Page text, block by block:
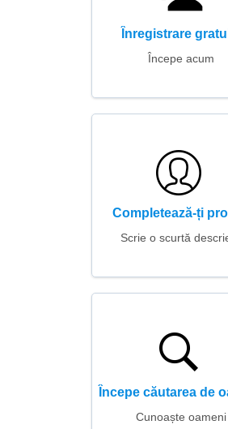
Înregistrare
Începe acum
Completează-ți
Scrie o scurtă
Începe căutarea de
Cunoaște oameni